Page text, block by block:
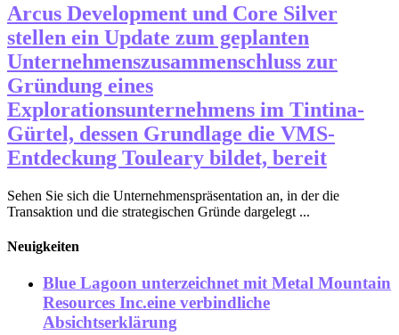
Arcus Development und Core Silver
stellen ein Update zum geplanten
Unternehmenszusammenschluss zur
Gründung eines
Explorationsunternehmens im Tintina-
Gürtel, dessen Grundlage die VMS-
Entdeckung Touleary bildet, bereit
Sehen Sie sich die Unternehmenspräsentation an, in der die
Transaktion und die strategischen Gründe dargelegt ...
Neuigkeiten
Blue Lagoon unterzeichnet mit Metal Mountain
Resources Inc.eine verbindliche
Absichtserklärung